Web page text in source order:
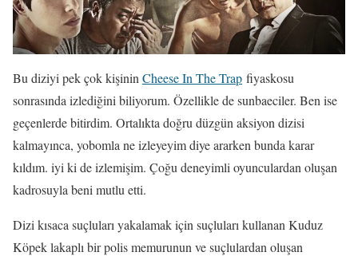
Bu diziyi pek çok kişinin Cheese In The Trap fiyaskosu
sonrasında izlediğini biliyorum. Özellikle de sunbaeciler. Ben ise
geçenlerde bitirdim. Ortalıkta doğru düzgün aksiyon dizisi
kalmayınca, yobomla ne izleyeyim diye ararken bunda karar
kıldım. iyi ki de izlemişim. Çoğu deneyimli oyunculardan oluşan
kadrosuyla beni mutlu etti.
Dizi kısaca suçluları yakalamak için suçluları kullanan Kuduz
Köpek lakaplı bir polis memurunun ve suçlulardan oluşan